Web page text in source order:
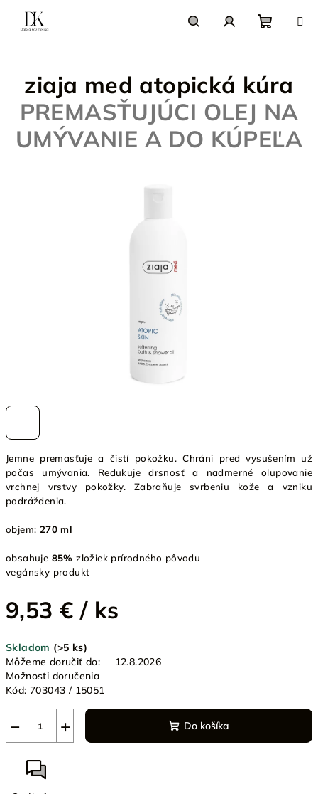
obsah
košík
Jemne premasťuje a čistí pokožku. Chráni pred vysušením už
počas umývania. Redukuje drsnosť a nadmerné olupovanie
vrchnej vrstvy pokožky. Zabraňuje svrbeniu kože a vzniku
podráždenia.
objem: 270 ml
obsahuje 85% zložiek prírodného pôvodu
vegánsky produkt
9,53 € / ks
cena:
Skladom (>5 ks)
Môžeme doručiť do:
12.8.2026
Možnosti doručenia
Kód: 703043 / 15051
+
− Do košíka
ziaja med atopická kúra
PREMASŤUJÚCI OLEJ NA
UMÝVANIE A DO KÚPEĽA